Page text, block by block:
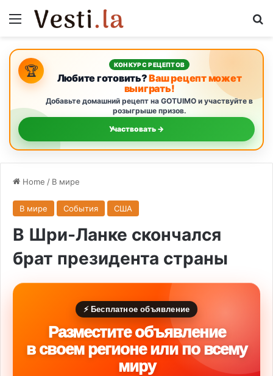
Menu
🏆 КОНКУРС РЕЦЕПТОВ
Любите готовить?Ваш рецепт может
выиграть!
Добавьте домашний рецепт на GOTUIMO и участвуйте в
розыгрыше призов.
Участвовать →
Home / В мире
В мире События США
В Шри-Ланке скончался
брат президента страны
⚡ Бесплатное объявление
Разместите объявление
в своем регионе или по всему
миру